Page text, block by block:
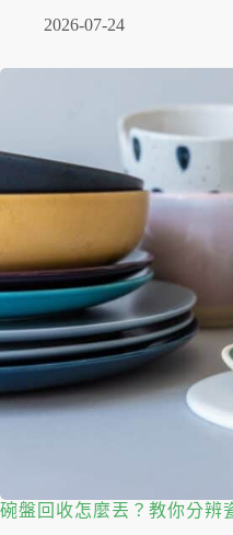
2026-07-24
碗盤回收怎麼丟？教你分辨